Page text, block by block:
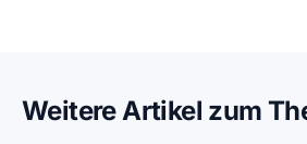
Weitere Artikel zum